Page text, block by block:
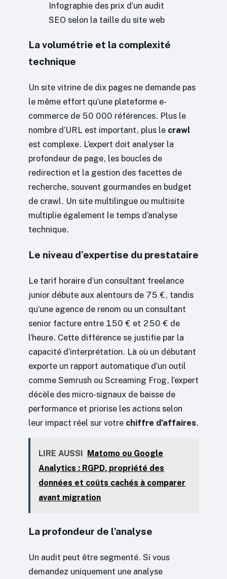
Infographie des prix d’un audit
SEO selon la taille du site web
La volumétrie et la complexité
technique
Un site vitrine de dix pages ne demande pas
le même effort qu’une plateforme e-
commerce de 50 000 références. Plus le
nombre d’URL est important, plus le crawl
est complexe. L’expert doit analyser la
profondeur de page, les boucles de
redirection et la gestion des facettes de
recherche, souvent gourmandes en budget
de crawl. Un site multilingue ou multisite
multiplie également le temps d’analyse
technique.
Le niveau d’expertise du prestataire
Le tarif horaire d’un consultant freelance
junior débute aux alentours de 75 €, tandis
qu’une agence de renom ou un consultant
senior facture entre 150 € et 250 € de
l’heure. Cette différence se justifie par la
capacité d’interprétation. Là où un débutant
exporte un rapport automatique d’un outil
comme Semrush ou Screaming Frog, l’expert
décèle des micro-signaux de baisse de
performance et priorise les actions selon
leur impact réel sur votre chiffre d’affaires.
LIRE AUSSI
Matomo ou Google
Analytics : RGPD, propriété des
données et coûts cachés à comparer
avant migration
La profondeur de l’analyse
Un audit peut être segmenté. Si vous
demandez uniquement une analyse